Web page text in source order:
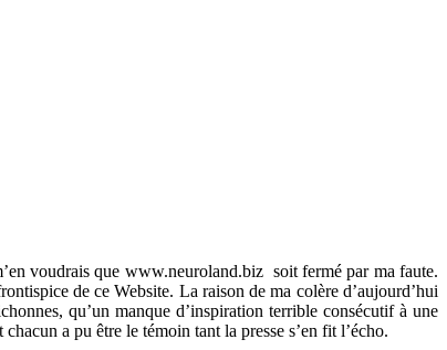
voudrais que www.neuroland.biz soit fermé par ma faute.
de ce Website. La raison de ma colère d’aujourd’hui
qu’un manque d’inspiration terrible consécutif à une
a pu être le témoin tant la presse s’en fit l’écho.